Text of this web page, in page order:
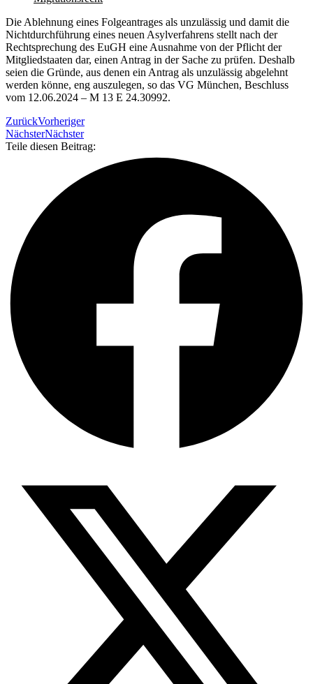
Die Ablehnung eines Folgeantrages als unzulässig und damit die
Nichtdurchführung eines neuen Asylverfahrens stellt nach der
Rechtsprechung des EuGH eine Ausnahme von der Pflicht der
Mitgliedstaaten dar, einen Antrag in der Sache zu prüfen. Deshalb
seien die Gründe, aus denen ein Antrag als unzulässig abgelehnt
werden könne, eng auszulegen, so das VG München, Beschluss
vom 12.06.2024 – M 13 E 24.30992.
ZurückVorheriger
NächsterNächster
Teile diesen Beitrag: